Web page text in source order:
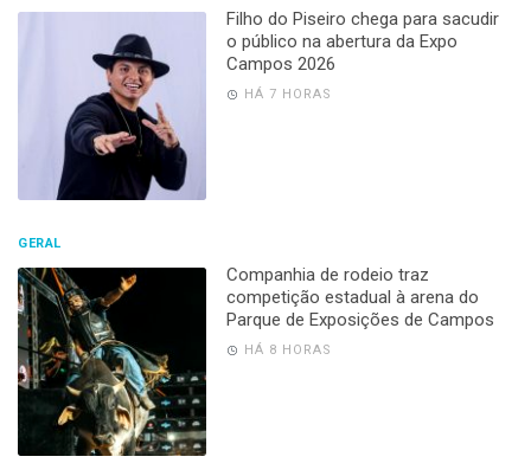
Filho do Piseiro chega para sacudir
o público na abertura da Expo
Campos 2026
HÁ 7 HORAS
GERAL
Companhia de rodeio traz
competição estadual à arena do
Parque de Exposições de Campos
HÁ 8 HORAS